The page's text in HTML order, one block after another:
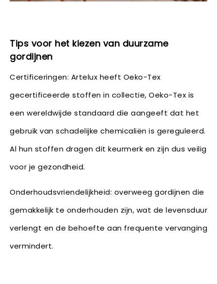
Tips voor het kiezen van duurzame
gordijnen
Certificeringen: Artelux heeft Oeko-Tex
gecertificeerde stoffen in collectie, Oeko-Tex is
een wereldwijde standaard die aangeeft dat het
gebruik van schadelijke chemicaliën is gereguleerd.
Al hun stoffen dragen dit keurmerk en zijn dus veilig
voor je gezondheid.
Onderhoudsvriendelijkheid: overweeg gordijnen die
gemakkelijk te onderhouden zijn, wat de levensduur
verlengt en de behoefte aan frequente vervanging
vermindert.